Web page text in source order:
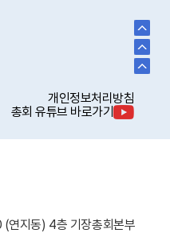
개인정보처리방침
총회 유튜브 바로가기
연지동) 4층 기장총회본부